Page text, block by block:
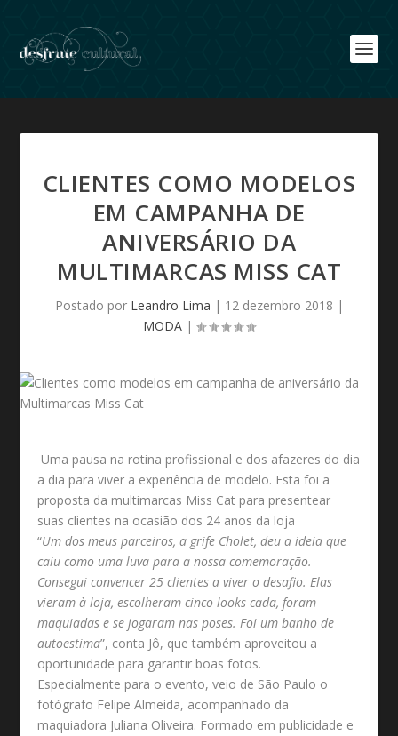
CLIENTES COMO MODELOS
EM CAMPANHA DE
ANIVERSÁRIO DA
MULTIMARCAS MISS CAT
Postado por Leandro Lima | 12 dezembro 2018 |
MODA |
Uma pausa na rotina profissional e dos afazeres do dia
a dia para viver a experiência de modelo. Esta foi a
proposta da multimarcas Miss Cat para presentear
suas clientes na ocasião dos 24 anos da loja
“Um dos meus parceiros, a grife Cholet, deu a ideia que
caiu como uma luva para a nossa comemoração.
Consegui convencer 25 clientes a viver o desafio. Elas
vieram à loja, escolheram cinco looks cada, foram
maquiadas e se jogaram nas poses. Foi um banho de
autoestima”, conta Jô, que também aproveitou a
oportunidade para garantir boas fotos.
Especialmente para o evento, veio de São Paulo o
fotógrafo Felipe Almeida, acompanhado da
maquiadora Juliana Oliveira. Formado em publicidade e